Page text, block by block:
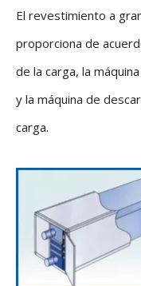
El revestimiento a
proporciona de
de la carga, la
y la máquina de
carga.